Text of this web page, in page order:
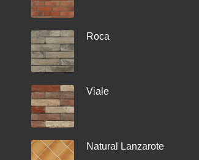
Roca
Viale
Natural Lanzarote